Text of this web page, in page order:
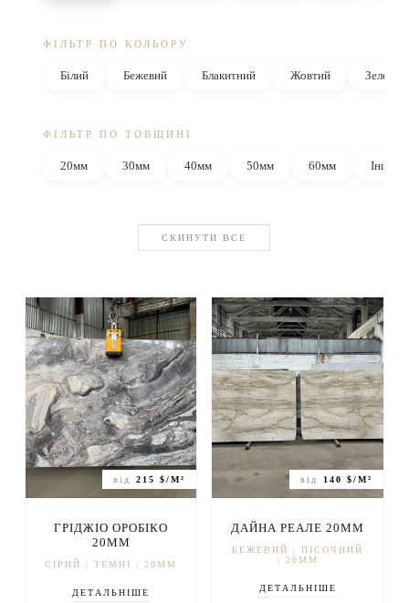
ФІЛЬТР ПО КОЛЬОРУ
Білий Бежевий Блакитний Жовтий Зелений
ФІЛЬТР ПО ТОВЩИНІ
20мм 30мм 40мм 50мм 60мм Інші
СКИНУТИ ВСЕ
від 215 $/М²
ГРІДЖІО ОРОБІКО
20ММ
СІРИЙ | ТЕМНІ | 20ММ
ДЕТАЛЬНІШЕ
від 140 $/М²
ДАЙНА РЕАЛЕ 20ММ
БЕЖЕВИЙ | ПІСОЧНИЙ
| 20ММ
ДЕТАЛЬНІШЕ